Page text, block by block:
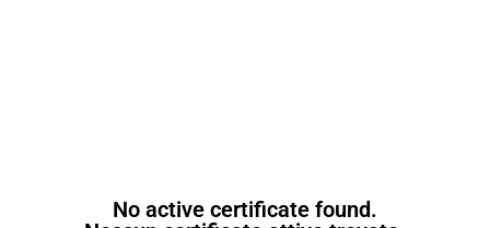
No active certificate found.